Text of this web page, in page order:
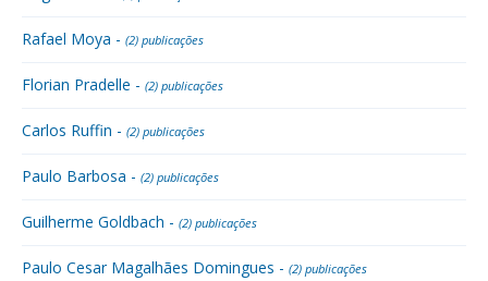
Rafael Moya - (2) publicações
Florian Pradelle - (2) publicações
Carlos Ruffin - (2) publicações
Paulo Barbosa - (2) publicações
Guilherme Goldbach - (2) publicações
Paulo Cesar Magalhães Domingues - (2) publicações